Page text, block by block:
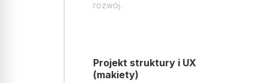
rozwój.
Projekt struktury i UX
(makiety)